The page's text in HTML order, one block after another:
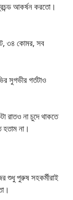
আকর্ষন করতো।
৩৪ কোমর, সব
সুগভীর গর্তটাও
রাতও না চুদে থাকতে
না।
শুধু পুরুষ সহকর্মীরাই